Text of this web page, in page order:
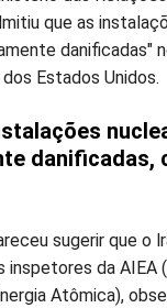
no
no
que as
danificadas"
Estados Unidos.
danificadas,
sugerir que o
da AIEA
Atômica),